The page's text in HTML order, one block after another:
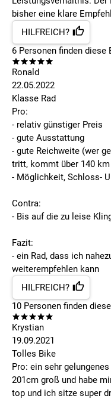
bisher eine klare
HILFREICH?
6 Personen finden diese
Ronald
22.05.2022
Klasse Rad
Pro:
- relativ günstiger Preis
- gute Ausstattung
- gute Reichweite (wer
tritt, kommt über 140
- Möglichkeit, Schloss-
Contra:
- Bis auf die zu leise
Fazit:
- ein Rad, dass ich
weiterempfehlen kann
HILFREICH?
10 Personen finden
Krystian
19.09.2021
Tolles Bike
Pro: ein sehr
201cm groß und habe
top und ich sitze super